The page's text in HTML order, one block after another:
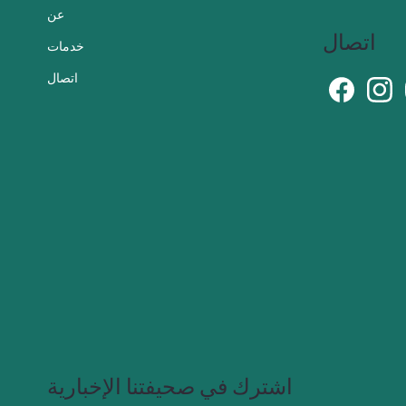
عن
خدمات
اتصال
اتصال
اشترك في صحيفتنا الإخبارية